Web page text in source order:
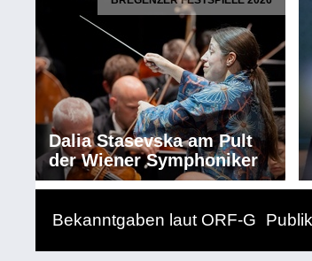
Leitung: Ingo
Länge: 31:58 min
Label: Eigenverlag
Komponist/
Gesamttitel: KHMS
Titel: riss 1-3 (2014-
* riss 1 (2015/2017)
* riss 2 (2014)
* riss 3 (2014/2016)
Leitung: Ingo
Dalia Stasevska am Pult
der Wiener Symphoniker
Bekanntgaben laut ORF-G